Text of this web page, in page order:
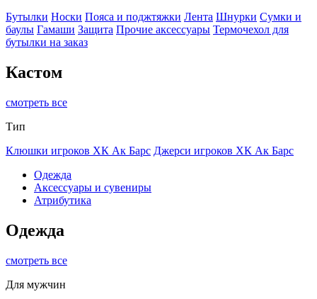
Бутылки Носки Пояса и поджтяжки Лента Шнурки Сумки и
баулы Гамаши Защита Прочие аксессуары Термочехол для
бутылки на заказ
Кастом
смотреть все
Тип
Клюшки игроков ХК Ак Барс Джерси игроков ХК Ак Барс
Одежда
Аксессуары и сувениры
Атрибутика
Одежда
смотреть все
Для мужчин